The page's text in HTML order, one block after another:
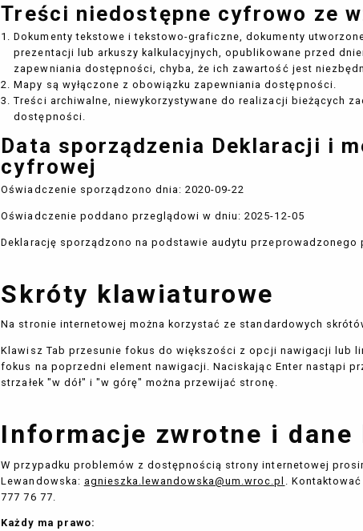
Treści niedostępne cyfrowo ze
Dokumenty tekstowe i tekstowo-graficzne, dokumenty
prezentacji lub arkuszy kalkulacyjnych, opublikowane przed
zapewniania dostępności, chyba, że ich zawartość jest
Mapy są wyłączone z obowiązku zapewniania dostępności.
Treści archiwalne, niewykorzystywane do realizacji bieżących
dostępności.
Data sporządzenia Deklaracji i
cyfrowej
Oświadczenie sporządzono dnia:2020-09-22
Oświadczenie poddano przeglądowi w dniu:2025-12-05
Deklarację sporządzono na podstawie audytu przeprowadzonego
Skróty klawiaturowe
Na stronie internetowej można korzystać ze standardowych
Klawisz Tab przesunie fokus do większości z opcji nawigacji lub
fokus na poprzedni element nawigacji. Naciskając Enter nastąpi
strzałek "w dół" i "w górę" można przewijać stronę.
Informacje zwrotne i dane
W przypadku problemów z dostępnością strony internetowej
Lewandowska : agnieszka.lewandowska@um.wroc.pl .
777 76 77
Każdy ma prawo: